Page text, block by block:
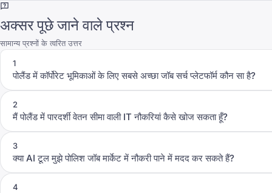
अक्सर पूछे जाने वाले प्रश्न
सामान्य प्रश्नों के त्वरित उत्तर
1
पोलैंड में कॉर्पोरेट भूमिकाओं के लिए सबसे अच्छा जॉब सर्च प्लेटफॉर्म कौन सा है?
2
मैं पोलैंड में पारदर्शी वेतन सीमा वाली IT नौकरियां कैसे खोज सकता हूँ?
3
क्या AI टूल मुझे पोलिश जॉब मार्केट में नौकरी पाने में मदद कर सकते हैं?
4